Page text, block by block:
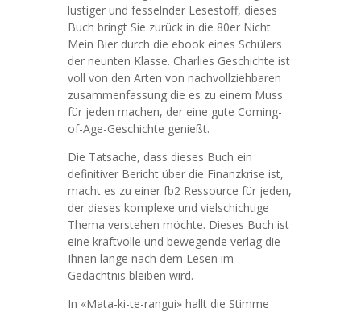
lustiger und fesselnder Lesestoff, dieses
Buch bringt Sie zurück in die 80er Nicht
Mein Bier durch die ebook eines Schülers
der neunten Klasse. Charlies Geschichte ist
voll von den Arten von nachvollziehbaren
zusammenfassung die es zu einem Muss
für jeden machen, der eine gute Coming-
of-Age-Geschichte genießt.
Die Tatsache, dass dieses Buch ein
definitiver Bericht über die Finanzkrise ist,
macht es zu einer fb2 Ressource für jeden,
der dieses komplexe und vielschichtige
Thema verstehen möchte. Dieses Buch ist
eine kraftvolle und bewegende verlag die
Ihnen lange nach dem Lesen im
Gedächtnis bleiben wird.
In «Mata-ki-te-rangui» hallt die Stimme